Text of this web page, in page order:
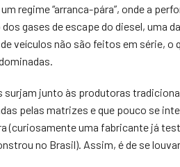
regime “arranca-pára”, onde a
gases de escape do diesel, uma
veículos não são feitos em série, o
surjam junto às produtoras
pelas matrizes e que pouco se
(curiosamente uma fabricante já
no Brasil). Assim, é de se